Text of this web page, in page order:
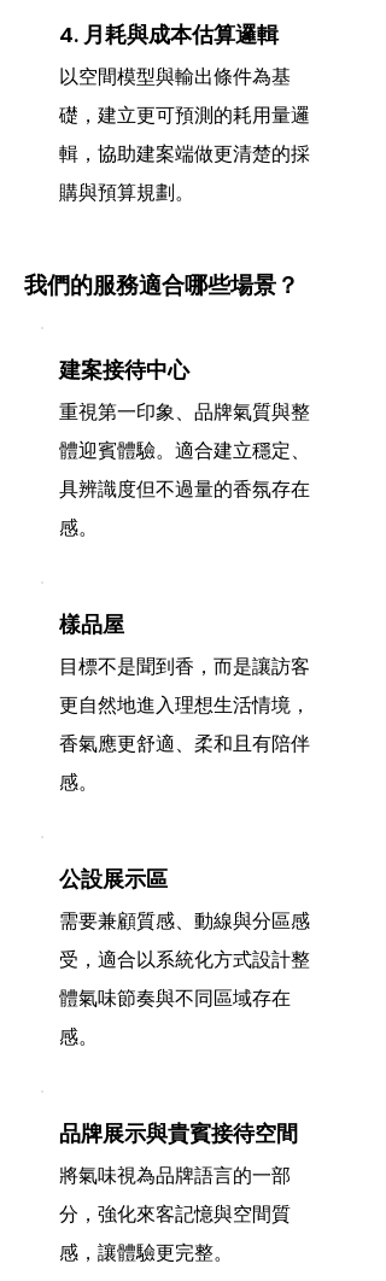
4. 月耗與成本估算邏輯
以空間模型與輸出條件為基
礎，建立更可預測的耗用量邏
輯，協助建案端做更清楚的採
購與預算規劃。
我們的服務適合哪些場景？
建案接待中心
重視第一印象、品牌氣質與整
體迎賓體驗。適合建立穩定、
具辨識度但不過量的香氛存在
感。
樣品屋
目標不是聞到香，而是讓訪客
更自然地進入理想生活情境，
香氣應更舒適、柔和且有陪伴
感。
公設展示區
需要兼顧質感、動線與分區感
受，適合以系統化方式設計整
體氣味節奏與不同區域存在
感。
品牌展示與貴賓接待空間
將氣味視為品牌語言的一部
分，強化來客記憶與空間質
感，讓體驗更完整。